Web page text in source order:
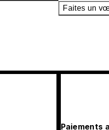
Faites un
Paiements